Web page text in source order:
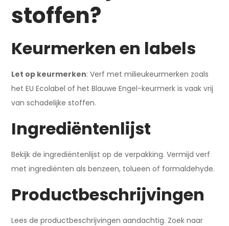
stoffen?
Keurmerken en labels
Let op keurmerken: Verf met milieukeurmerken zoals
het EU Ecolabel of het Blauwe Engel-keurmerk is vaak vrij
van schadelijke stoffen.
Ingrediëntenlijst
Bekijk de ingrediëntenlijst op de verpakking. Vermijd verf
met ingrediënten als benzeen, tolueen of formaldehyde.
Productbeschrijvingen
Lees de productbeschrijvingen aandachtig. Zoek naar